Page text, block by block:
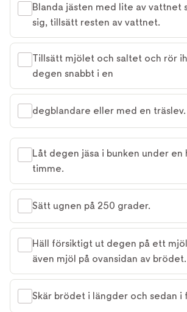
Blanda jästen med lite av vattnet
sig, tillsätt resten av vattnet.
Tillsätt mjölet och saltet och rör
degen snabbt i en
degblandare eller med en träslev.
Låt degen jäsa i bunken under en
timme.
Sätt ugnen på 250 grader.
Häll försiktigt ut degen på ett
även mjöl på ovansidan av brödet.
Skär brödet i längder och sedan i